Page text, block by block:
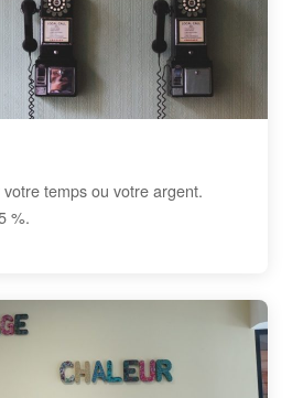
temps ou votre argent.
%.